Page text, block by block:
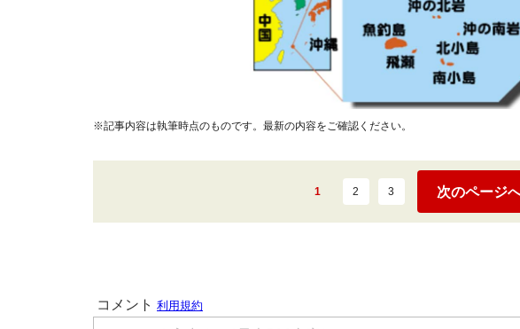
※記事内容は執筆時点のものです。最新の内容をご確認ください。
1 2 3 次のページ